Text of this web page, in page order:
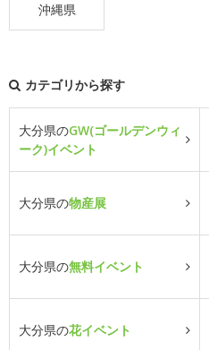
沖縄県
カテゴリから探す
大分県のGW(ゴールデンウィ
ーク)イベント
大分県の物産展
大分県の無料イベント
大分県の花イベント